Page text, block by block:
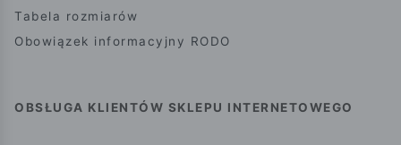
Tabela rozmiarów
Obowiązek informacyjny RODO
OBSŁUGA KLIENTÓW SKLEPU INTERNETOWEGO